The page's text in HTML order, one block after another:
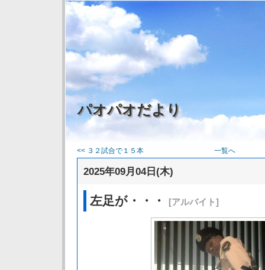
パオパオだより
<< ３２試合で１５本 一覧へ
2025年09月04日(木)
左足が・・・ [アルバイト]